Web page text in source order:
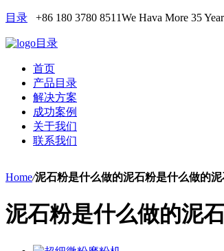
目录 +86 180 3780 8511We Hava More 35
目录
首页
产品目录
解决方案
成功案例
关于我们
联系我们
Home/泥石粉是什么做的泥石粉是什么做的
泥石粉是什么做的泥